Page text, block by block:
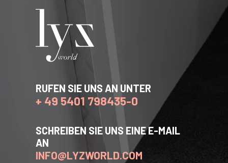
RUFEN SIE UNS AN UNTER
+ 49 5401 798435-0
SCHREIBEN SIE UNS EINE E-MAIL
AN
INFO@LYZWORLD.COM